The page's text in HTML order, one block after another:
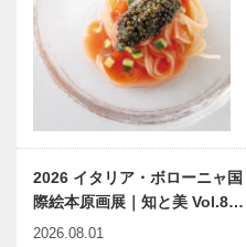
2026 イタリア・ボローニャ国
際絵本原画展｜知と美 Vol.8…
2026.08.01